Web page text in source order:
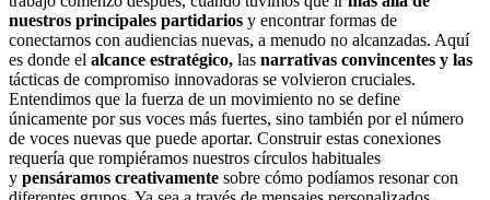
nuestros principales partidarios y encontrar formas de
conectarnos con audiencias nuevas, a menudo no alcanzadas. Aquí
es donde el alcance estratégico, las narrativas convincentes y las
tácticas de compromiso innovadoras se volvieron cruciales.
Entendimos que la fuerza de un movimiento no se define
únicamente por sus voces más fuertes, sino también por el número
de voces nuevas que puede aportar. Construir estas conexiones
requería que rompiéramos nuestros círculos habituales
y pensáramos creativamente sobre cómo podíamos resonar con